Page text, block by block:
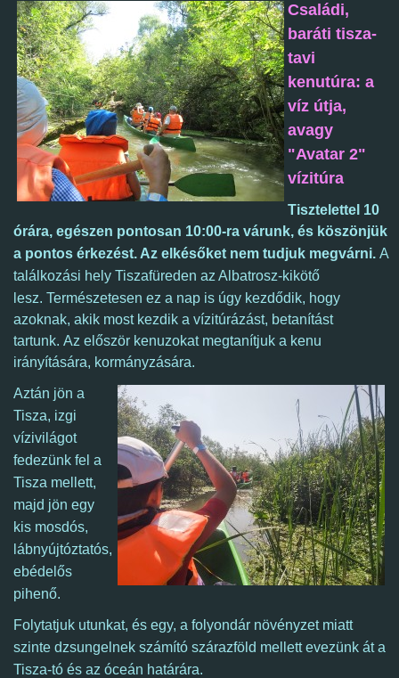
Családi,
baráti tisza-
tavi
kenutúra: a
víz útja,
avagy
"Avatar 2"
vízitúra
Tisztelettel 10
órára, egészen pontosan 10:00-ra várunk, és köszönjük
a pontos érkezést. Az elkésőket nem tudjuk megvárni. A
találkozási hely Tiszafüreden az Albatrosz-kikötő
lesz. Természetesen ez a nap is úgy kezdődik, hogy
azoknak, akik most kezdik a vízitúrázást, betanítást
tartunk. Az először kenuzokat megtanítjuk a kenu
irányítására, kormányzására.
Aztán jön a
Tisza, izgi
vízivilágot
fedezünk fel a
Tisza mellett,
majd jön egy
kis mosdós,
lábnyújtóztatós,
ebédelős
pihenő.
Folytatjuk utunkat, és egy, a folyondár növényzet miatt
szinte dzsungelnek számító szárazföld mellett evezünk át a
Tisza-tó és az óceán határára.